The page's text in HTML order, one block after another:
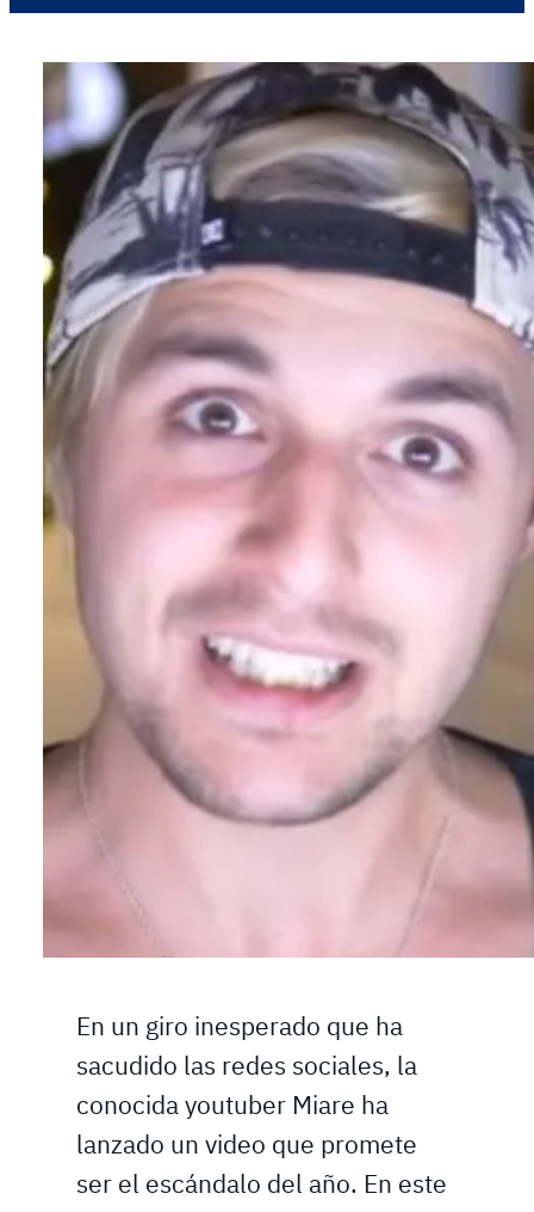
En un giro inesperado que ha
sacudido las redes sociales, la
conocida youtuber Miare ha
lanzado un video que promete
ser el escándalo del año. En este